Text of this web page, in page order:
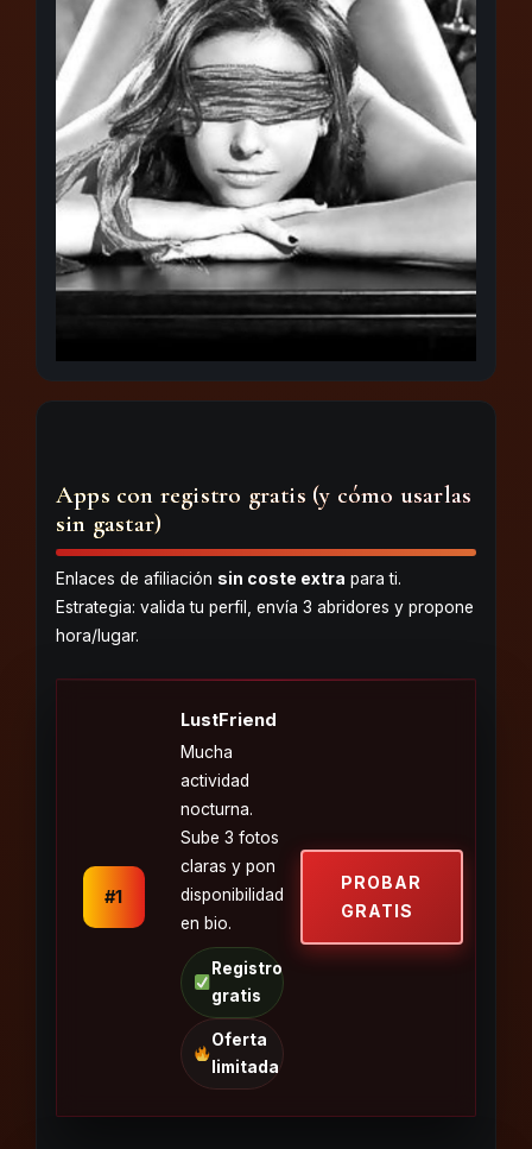
Apps con registro gratis (y cómo usarlas
sin gastar)
Enlaces de afiliación sin coste extra para ti.
Estrategia: valida tu perfil, envía 3 abridores y propone
hora/lugar.
#1
LustFriend
Mucha
actividad
nocturna.
Sube 3 fotos
claras y pon
disponibilidad
en bio.
Registro
gratis
Oferta
limitada
PROBAR
GRATIS